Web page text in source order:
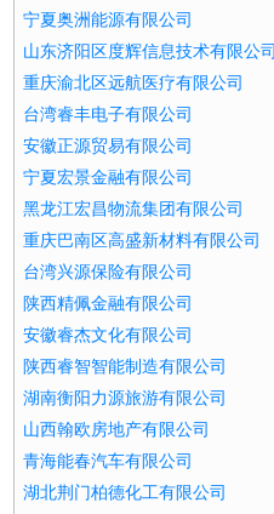
宁夏奥洲能源有限公司
山东济阳区度辉信息技术有限公司
重庆渝北区远航医疗有限公司
台湾睿丰电子有限公司
安徽正源贸易有限公司
宁夏宏景金融有限公司
黑龙江宏昌物流集团有限公司
重庆巴南区高盛新材料有限公司
台湾兴源保险有限公司
陕西精佩金融有限公司
安徽睿杰文化有限公司
陕西睿智智能制造有限公司
湖南衡阳力源旅游有限公司
山西翰欧房地产有限公司
青海能春汽车有限公司
湖北荆门柏德化工有限公司